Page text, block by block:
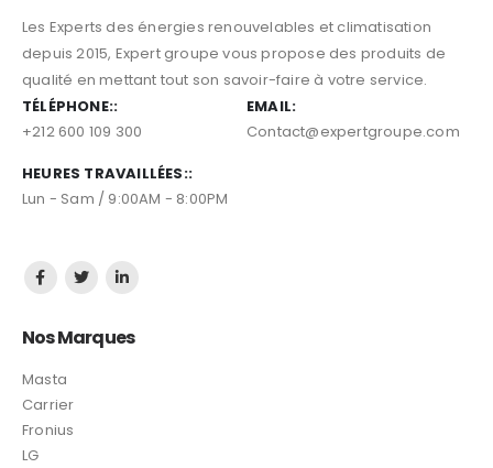
Les Experts des énergies renouvelables et climatisation
depuis 2015, Expert groupe vous propose des produits de
qualité en mettant tout son savoir-faire à votre service.
TÉLÉPHONE::
+212 600 109 300
EMAIL:
Contact@expertgroupe.com
HEURES TRAVAILLÉES::
Lun - Sam / 9:00AM - 8:00PM
Nos Marques
Masta
Carrier
Fronius
LG